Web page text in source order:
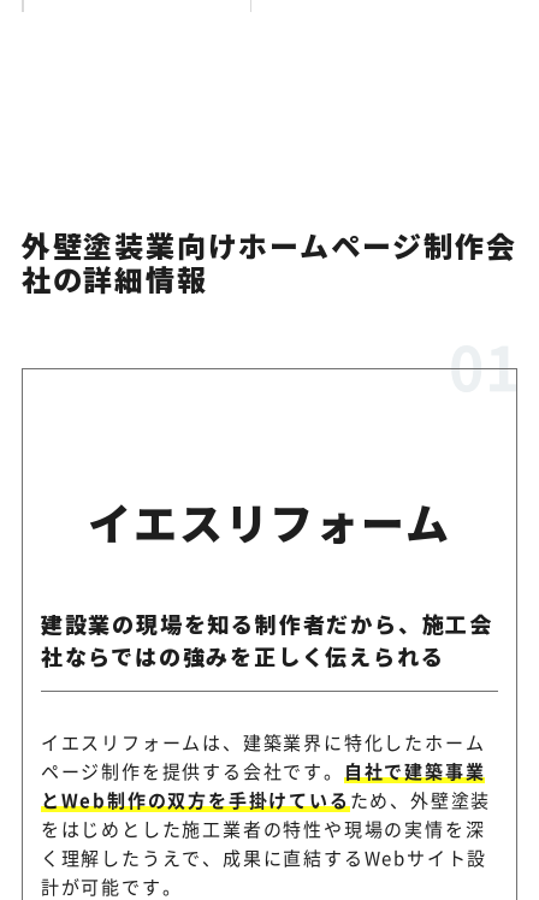
外壁塗装業向けホームページ制作会
社の詳細情報
イエスリフォーム
建設業の現場を知る制作者だから、施工会
社ならではの強みを正しく伝えられる
イエスリフォームは、建築業界に特化したホーム
ページ制作を提供する会社です。
自社で建築事業
とWeb制作の双方を手掛けている ため、外壁塗装
をはじめとした施工業者の特性や現場の実情を深
く理解したうえで、成果に直結するWebサイト設
計が可能です。